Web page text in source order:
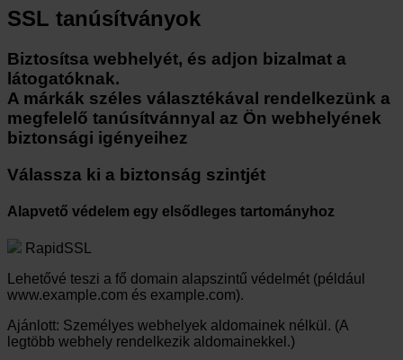
SSL tanúsítványok
Biztosítsa webhelyét, és adjon bizalmat a
látogatóknak.
A márkák széles választékával rendelkezünk a
megfelelő tanúsítvánnyal az Ön webhelyének
biztonsági igényeihez
Válassza ki a biztonság szintjét
Alapvető védelem egy elsődleges tartományhoz
RapidSSL
Lehetővé teszi a fő domain alapszintű védelmét (például
www.example.com és example.com).
Ajánlott: Személyes webhelyek aldomainek nélkül. (A
legtöbb webhely rendelkezik aldomainekkel.)